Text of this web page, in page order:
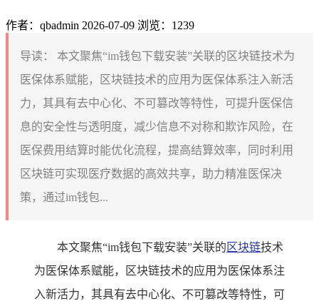
作者：qbadmin 2026-07-09 浏览：1239
导读：
本文聚焦“im钱包下载安装”关联的区块链技术为
医保体系赋能，区块链技术的应用为医保体系注入新活
力，其具有去中心化、不可篡改等特性，可提升医保信
息的安全性与透明度，减少信息不对称和欺诈风险，在
医保费用结算时能优化流程，提高结算效率，同时利用
区块链可实现医疗数据的高效共享，助力精准医保决
策，通过im钱包...
本文聚焦“im钱包下载安装”关联的 区块链技术
为医保体系赋能，区块链技术的应用为医保体系注
入新活力，其具有去中心化、不可篡改等特性，可